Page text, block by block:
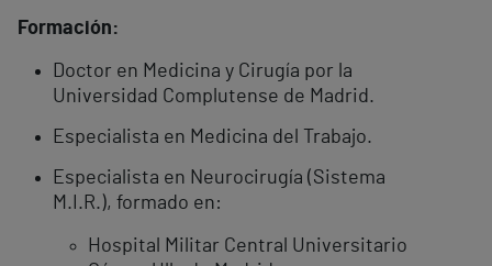
Formación:
Doctor en Medicina y Cirugía por la
Universidad Complutense de Madrid.
Especialista en Medicina del Trabajo.
Especialista en Neurocirugía (Sistema
M.I.R.), formado en:
Hospital Militar Central Universitario